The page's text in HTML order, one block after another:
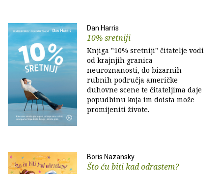
Dan Harris
10% sretniji
Knjiga "10% sretniji" čitatelje vodi
od krajnjih granica
neuroznanosti, do bizarnih
rubnih područja američke
duhovne scene te čitateljima daje
popudbinu koja im doista može
promijeniti živote.
Boris Nazansky
Što ću biti kad odrastem?